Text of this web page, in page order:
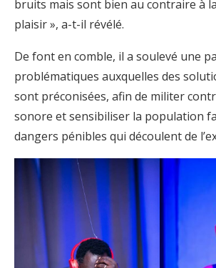
bruits mais sont bien au contraire à
plaisir », a-t-il révélé.
De font en comble, il a soulevé une
problématiques auxquelles des
sont préconisées, afin de militer
sonore et sensibiliser la population
dangers pénibles qui découlent de